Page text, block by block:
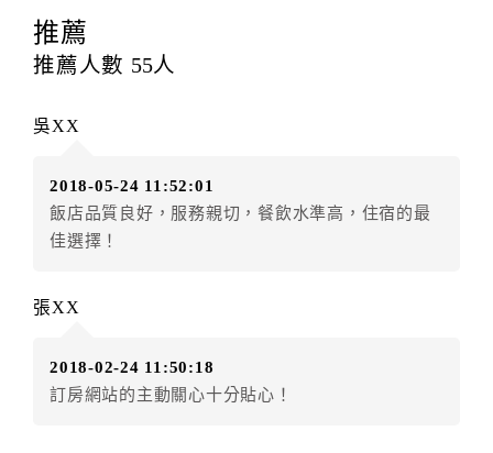
提出申辦不得異動訂單。
每筆訂單異動限定
辦理取消退款。
房者應補足差額。（限原訂飯店）
房者不得要求退其差額。（限原訂飯店）
五、保留住宿權益(保留住房)
（提出申辦日為保留起算日）
店客滿，敬請及早計畫，如逾時未提出申辦，視同無條
件放棄訂單（住宿權益）。 （限原訂飯店使用）
推薦
推薦人數 55人
吳XX
2018-05-24 11:52:01
飯店品質良好，服務親切，餐飲水準高，住宿的最
佳選擇！
張XX
2018-02-24 11:50:18
訂房網站的主動關心十分貼心！